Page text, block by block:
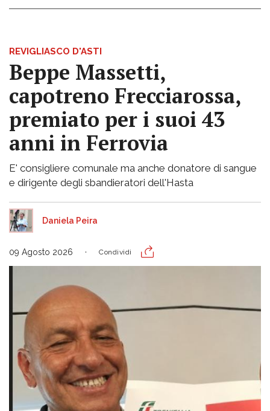
REVIGLIASCO D'ASTI
Beppe Massetti,
capotreno Frecciarossa,
premiato per i suoi 43
anni in Ferrovia
E' consigliere comunale ma anche donatore di sangue
e dirigente degli sbandieratori dell'Hasta
Daniela Peira
09 Agosto 2026 Condividi